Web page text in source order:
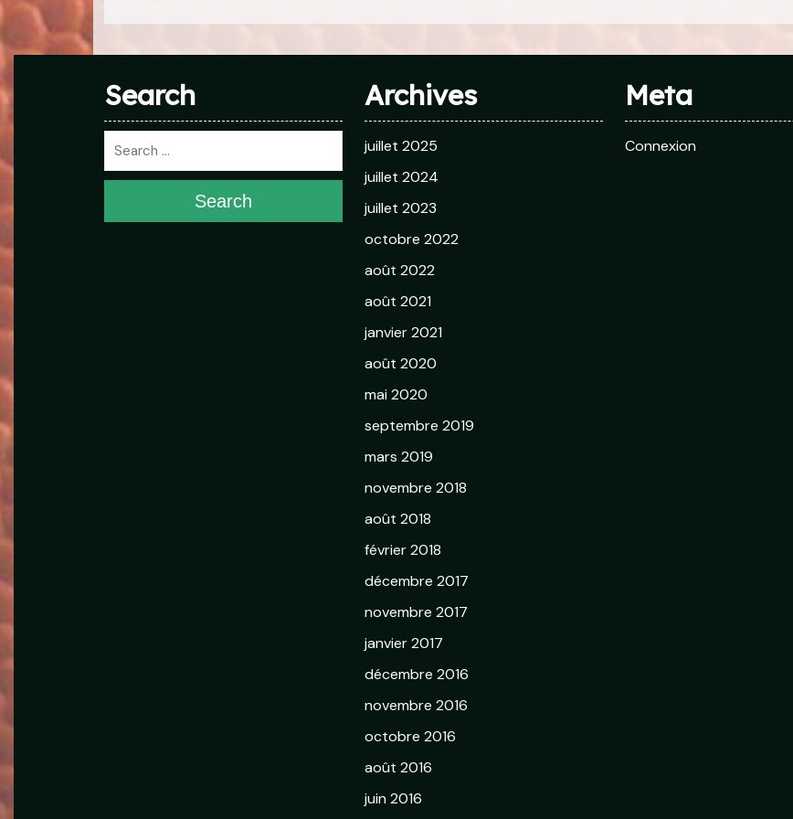
Search
Search
Archives
juillet 2025
juillet 2024
juillet 2023
octobre 2022
août 2022
août 2021
janvier 2021
août 2020
mai 2020
septembre 2019
mars 2019
novembre 2018
août 2018
février 2018
décembre 2017
novembre 2017
janvier 2017
décembre 2016
novembre 2016
octobre 2016
août 2016
juin 2016
Meta
Connexion